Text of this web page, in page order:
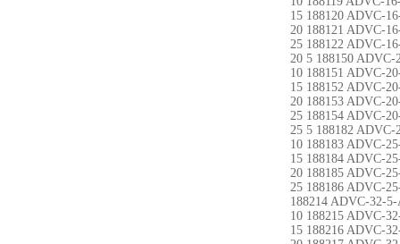
15 188120 ADVC-
20 188121 ADVC-
25 188122 ADVC-
20 5 188150
10 188151 ADVC-
15 188152 ADVC-
20 188153 ADVC-
25 188154 ADVC-
25 5 188182
10 188183 ADVC-
15 188184 ADVC-
20 188185 ADVC-
25 188186 ADVC-
188214 ADVC-32-
10 188215 ADVC-
15 188216 ADVC-